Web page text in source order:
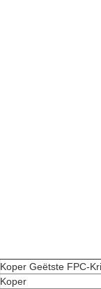
Koper Geëtste FPC-
Koper